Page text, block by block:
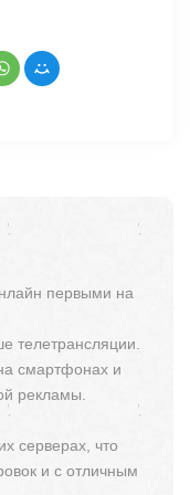
первыми на
телетрансляции.
смартфонах и
рекламы.
серверах, что
и с отличным